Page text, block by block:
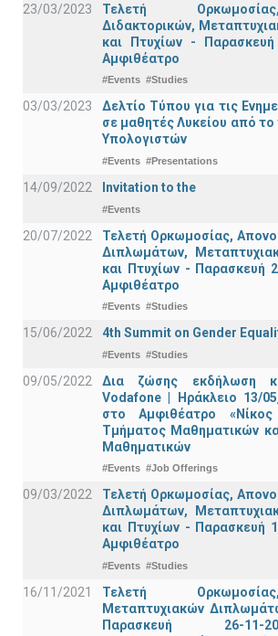
23/03/2023
Τελετή
Διδακτορικών,
και Πτυχίων -
Αμφιθέατρο
#Events #Studies
03/03/2023
Δελτίο Τύπου για τις
σε μαθητές Λυκείου από
Υπολογιστών
#Events #Presentations
14/09/2022 Invitation to the
#Events
20/07/2022
Τελετή Ορκωμοσίας,
Διπλωμάτων,
και Πτυχίων - Παρασκευή
Αμφιθέατρο
#Events #Studies
15/06/2022 4th Summit on Gender
#Events #Studies
09/05/2022
Δια ζώσης εκδήλωση
Vodafone | Ηράκλειο 13/
στο Αμφιθέατρο
Τμήματος Μαθηματικών
Μαθηματικών
#Events #Job Offerings
09/03/2022
Τελετή Ορκωμοσίας,
Διπλωμάτων,
και Πτυχίων - Παρασκευή
Αμφιθέατρο
#Events #Studies
16/11/2021
Τελετή
Μεταπτυχιακών
Παρασκευή 26-11-